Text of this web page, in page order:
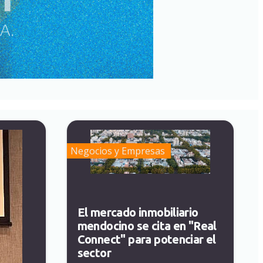
Negocios y Empresas
El mercado inmobiliario
mendocino se cita en "Real
Connect" para potenciar el
sector